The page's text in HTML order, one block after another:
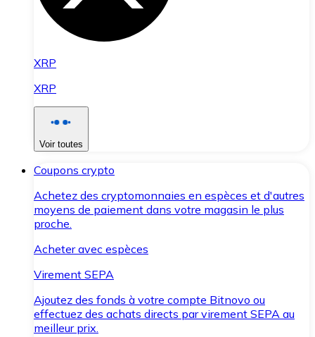
XRP
XRP
Voir toutes
Coupons crypto
Achetez des cryptomonnaies en espèces et d'autres
moyens de paiement dans votre magasin le plus
proche.
Acheter avec espèces
Virement SEPA
Ajoutez des fonds à votre compte Bitnovo ou
effectuez des achats directs par virement SEPA au
meilleur prix.